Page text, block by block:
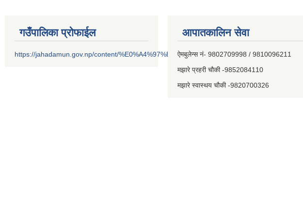
गउँपालिका प्रोफाईल
https://jahadamun.gov.np/content/%E0%A4%97%E0%A4%89%E0%A4%81%E0%A4%AA%E0...
आपातकालिन सेवा
ऐमबुलेन्स नं- 9802709998 / 9810096211
मझारे प्रहरी चौकी -9852084110
मझारे स्वास्थय चौकी -9820700326